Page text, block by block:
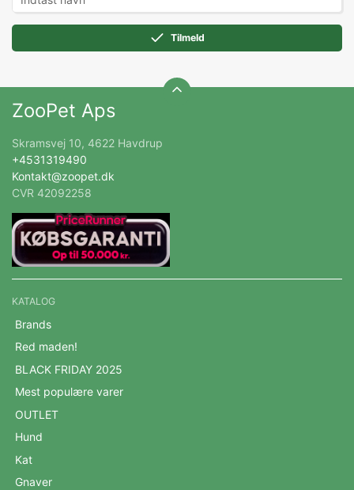
Tilmeld
ZooPet Aps
Skramsvej 10, 4622 Havdrup
+4531319490
Kontakt@zoopet.dk
CVR 42092258
KATALOG
Brands
Red maden!
BLACK FRIDAY 2025
Mest populære varer
OUTLET
Hund
Kat
Gnaver